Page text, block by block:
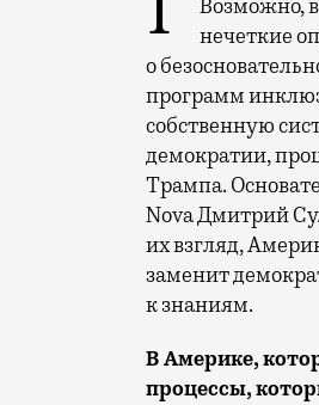
Возможно,
нечеткие
о
программ
собственную
демократии,
Трампа.
Nova Дмитрий
их взгляд,
заменит
к знаниям.
В Америке,
процессы,